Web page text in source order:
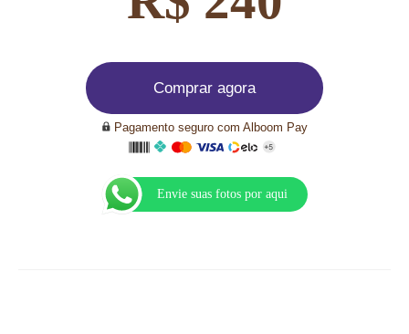
Comprar agora
Pagamento seguro com Alboom Pay
Envie suas fotos por aqui